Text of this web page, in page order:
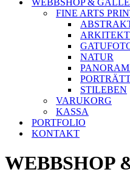
WEBBSHOP &
FINE ARTS
NATUR
STILEBEN
VARUKORG
KASSA
PORTFOLIO
KONTAKT
WEBBSHOP